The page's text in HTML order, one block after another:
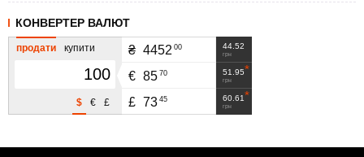
КОНВЕРТЕР ВАЛЮТ
продати купити
£
€
$
44.52
грн
₴ 4452 00
51.95
грн
€ 85 70
60.61
грн
£ 73 45